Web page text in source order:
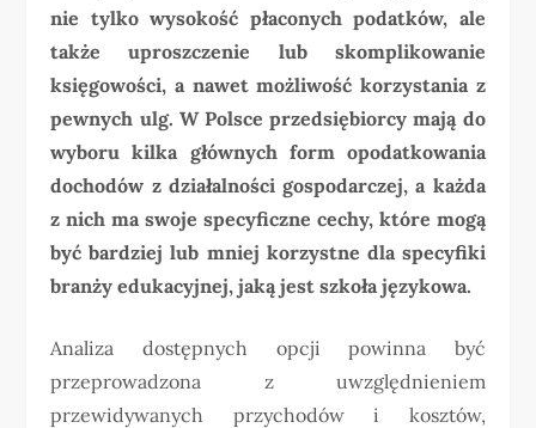
nie tylko wysokość płaconych podatków, ale
także uproszczenie lub skomplikowanie
księgowości, a nawet możliwość korzystania z
pewnych ulg. W Polsce przedsiębiorcy mają do
wyboru kilka głównych form opodatkowania
dochodów z działalności gospodarczej, a każda
z nich ma swoje specyficzne cechy, które mogą
być bardziej lub mniej korzystne dla specyfiki
branży edukacyjnej, jaką jest szkoła językowa.
Analiza dostępnych opcji powinna być
przeprowadzona z uwzględnieniem
przewidywanych przychodów i kosztów,